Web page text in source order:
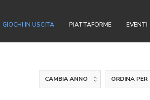
GIOCHI IN USCITA PIATTAFORME EVENTI
CAMBIA ANNO ORDINA PER